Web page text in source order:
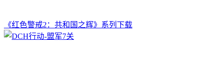
《红色警戒2：共和国之辉》系列下载